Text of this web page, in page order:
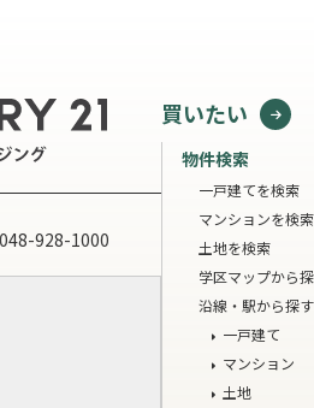
928-1000
買いたい
物件検索
一戸建てを検索
マンションを検索
土地を検索
学区マップから
沿線・駅から探す
一戸建て
マンション
土地